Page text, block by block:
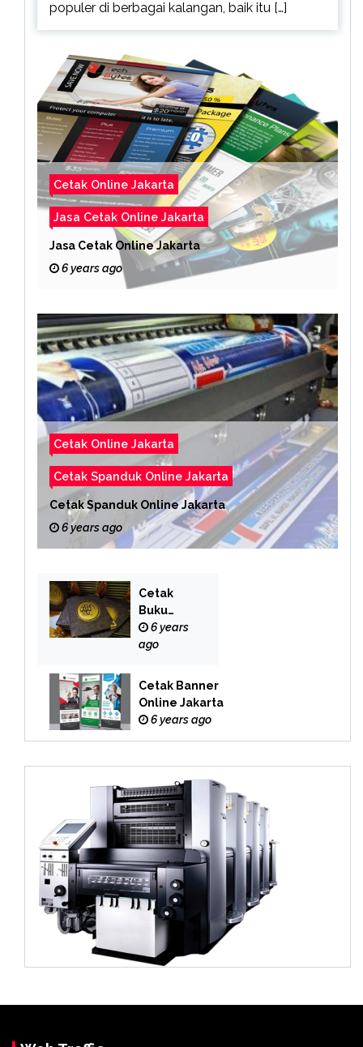
populer di berbagai kalangan, baik itu […]
Cetak Online Jakarta
Jasa Cetak Online Jakarta
Jasa Cetak Online Jakarta
6 years ago
Cetak Online Jakarta
Cetak Spanduk Online Jakarta
Cetak Spanduk Online Jakarta
6 years ago
Cetak
Buku
Yasin
Online
6 years
ago
Cetak Banner
Online Jakarta
6 years ago